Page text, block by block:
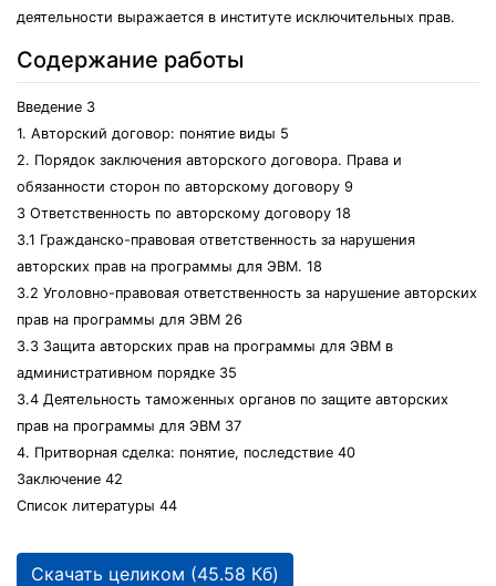
деятельности выражается в институте исключительных прав.
Содержание работы
Введение 3
1. Авторский договор: понятие виды 5
2. Порядок заключения авторского договора. Права и
обязанности сторон по авторскому договору 9
3 Ответственность по авторскому договору 18
3.1 Гражданско-правовая ответственность за нарушения
авторских прав на программы для ЭВМ. 18
3.2 Уголовно-правовая ответственность за нарушение авторских
прав на программы для ЭВМ 26
3.3 Защита авторских прав на программы для ЭВМ в
административном порядке 35
3.4 Деятельность таможенных органов по защите авторских
прав на программы для ЭВМ 37
4. Притворная сделка: понятие, последствие 40
Заключение 42
Список литературы 44
Скачать целиком (45.58 Кб)